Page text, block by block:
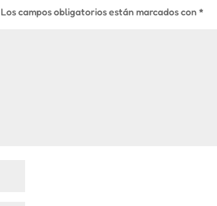
Los campos obligatorios están marcados con*